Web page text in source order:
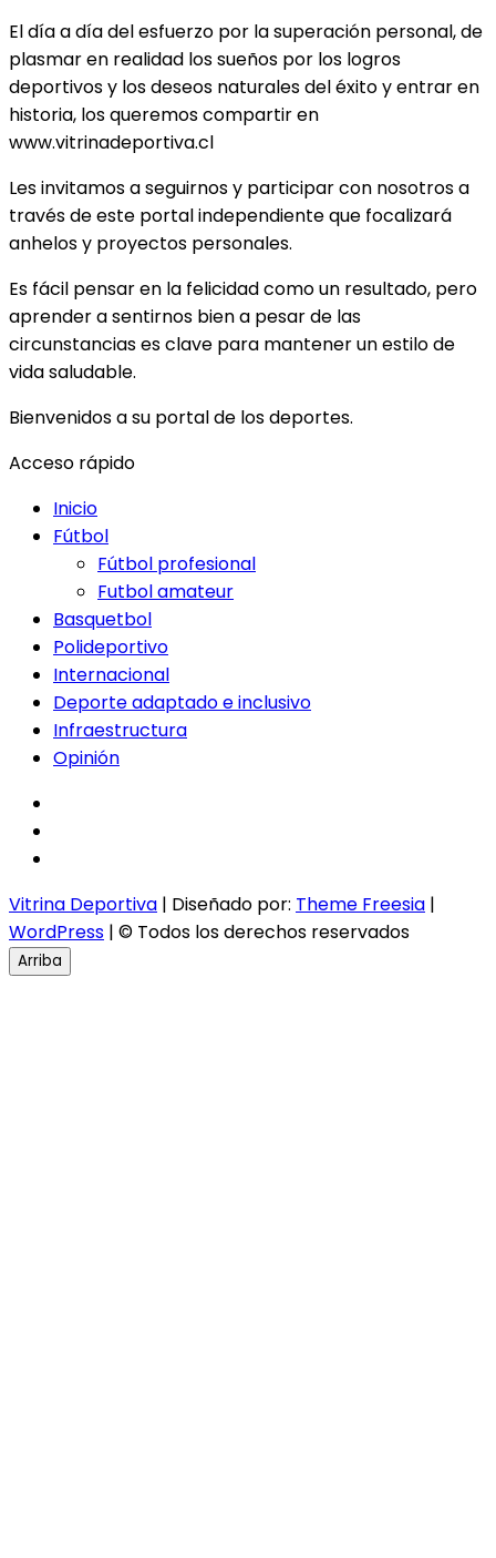
El día a día del esfuerzo por la superación personal, de
plasmar en realidad los sueños por los logros
deportivos y los deseos naturales del éxito y entrar en
historia, los queremos compartir en
www.vitrinadeportiva.cl
Les invitamos a seguirnos y participar con nosotros a
través de este portal independiente que focalizará
anhelos y proyectos personales.
Es fácil pensar en la felicidad como un resultado, pero
aprender a sentirnos bien a pesar de las
circunstancias es clave para mantener un estilo de
vida saludable.
Bienvenidos a su portal de los deportes.
Acceso rápido
Inicio
Fútbol
Fútbol profesional
Futbol amateur
Basquetbol
Polideportivo
Internacional
Deporte adaptado e inclusivo
Infraestructura
Opinión
Vitrina Deportiva | Diseñado por: Theme Freesia |
WordPress | © Todos los derechos reservados
Arriba